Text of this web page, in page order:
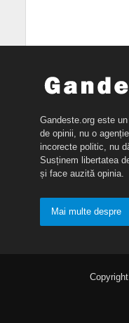
Gandeste.org este
de opinii, nu o
incorecte politic, nu
Susținem libertatea
și face auzită opinia.
Mai multe despre